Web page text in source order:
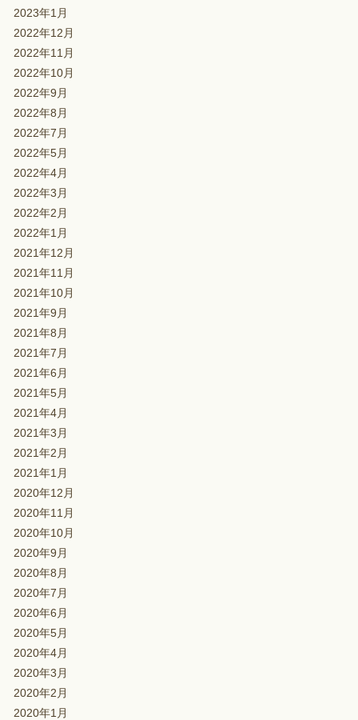
2023年1月
2022年12月
2022年11月
2022年10月
2022年9月
2022年8月
2022年7月
2022年5月
2022年4月
2022年3月
2022年2月
2022年1月
2021年12月
2021年11月
2021年10月
2021年9月
2021年8月
2021年7月
2021年6月
2021年5月
2021年4月
2021年3月
2021年2月
2021年1月
2020年12月
2020年11月
2020年10月
2020年9月
2020年8月
2020年7月
2020年6月
2020年5月
2020年4月
2020年3月
2020年2月
2020年1月